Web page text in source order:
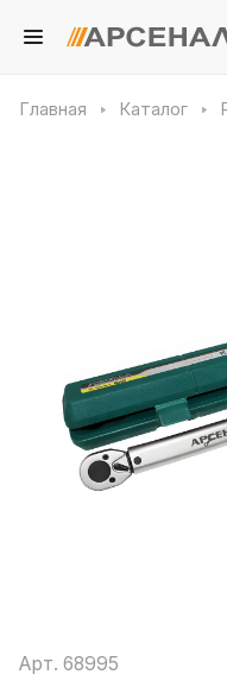
Главная Каталог
Арт. 68995